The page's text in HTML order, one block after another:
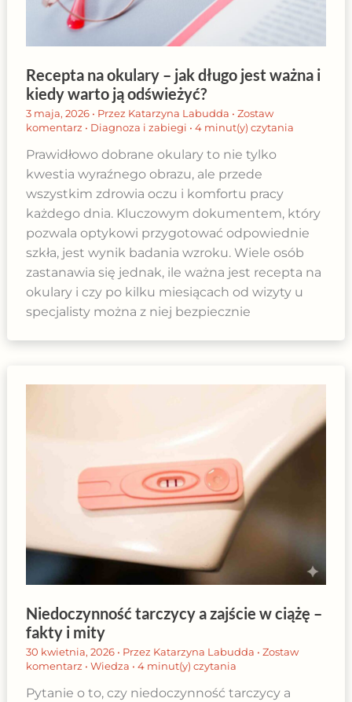
Recepta na okulary – jak długo jest ważna i
kiedy warto ją odświeżyć?
3 maja, 2026 • Przez Katarzyna Labudda • Zostaw
komentarz • Diagnoza i zabiegi • 4 minut(y) czytania
Prawidłowo dobrane okulary to nie tylko
kwestia wyraźnego obrazu, ale przede
wszystkim zdrowia oczu i komfortu pracy
każdego dnia. Kluczowym dokumentem, który
pozwala optykowi przygotować odpowiednie
szkła, jest wynik badania wzroku. Wiele osób
zastanawia się jednak, ile ważna jest recepta na
okulary i czy po kilku miesiącach od wizyty u
specjalisty można z niej bezpiecznie
Niedoczynność tarczycy a zajście w ciążę –
fakty i mity
30 kwietnia, 2026 • Przez Katarzyna Labudda • Zostaw
komentarz • Wiedza • 4 minut(y) czytania
Pytanie o to, czy niedoczynność tarczycy a